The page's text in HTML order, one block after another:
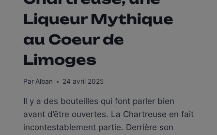
Liqueur Mythique
au Coeur de
Limoges
Par Alban 24 avril 2025
Il y a des bouteilles qui font parler bien
avant d’être ouvertes. La Chartreuse en fait
incontestablement partie. Derrière son